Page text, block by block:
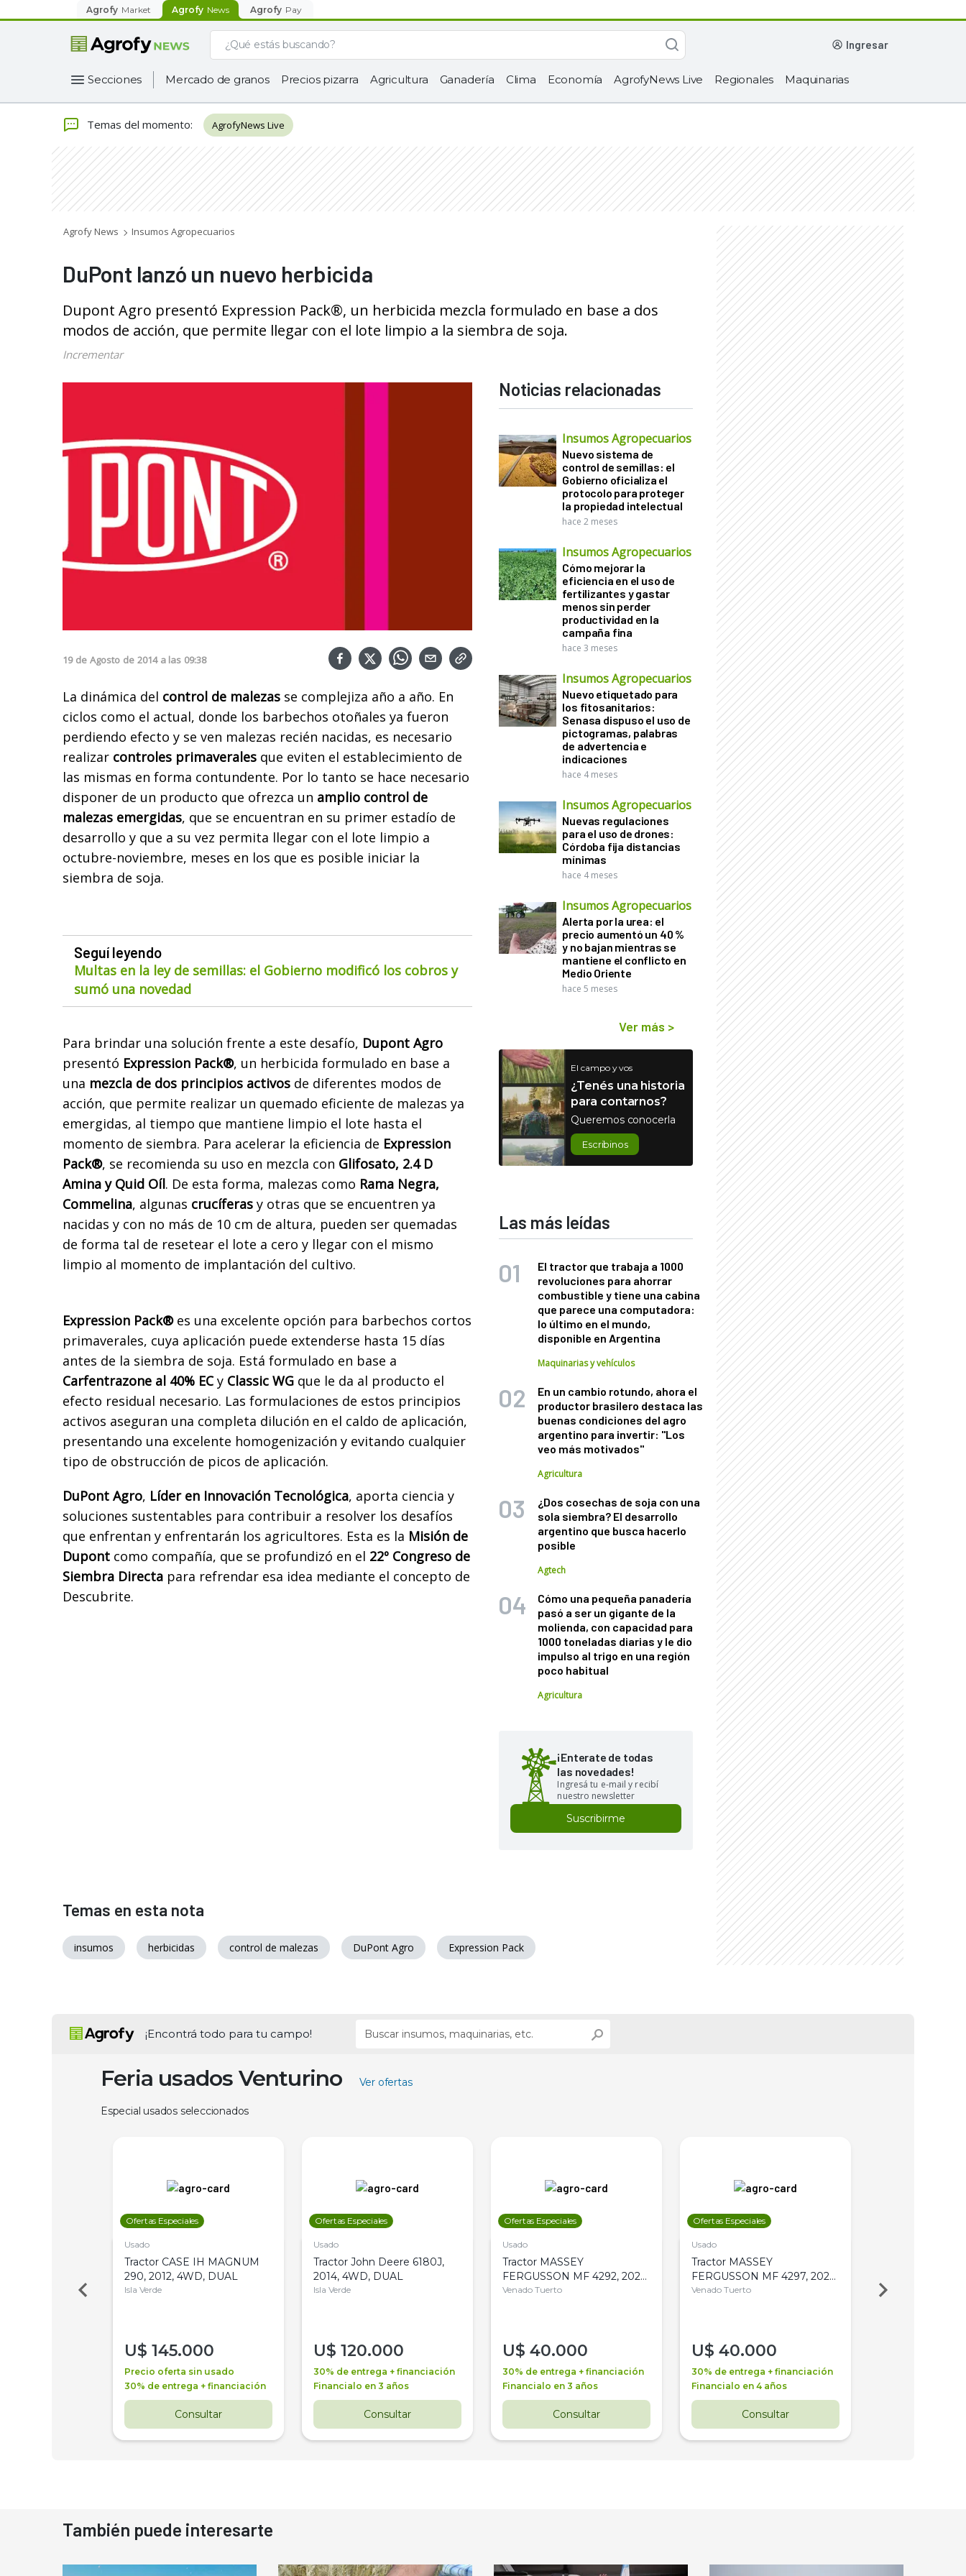
Agrofy Market Agrofy News Agrofy Pay
ingresar
Secciones Mercado de granos Precios pizarra Agricultura Ganadería Clima Economía AgrofyNews Live Regionales Maquinarias
Temas del momento: AgrofyNews Live
Agrofy News Insumos Agropecuarios
DuPont lanzó un nuevo herbicida
Dupont Agro presentó Expression Pack®, un herbicida mezcla formulado en base a dos
modos de acción, que permite llegar con el lote limpio a la siembra de soja.
Incrementar
19 de Agosto de 2014 a las 09:38
La dinámica del control de malezas se complejiza año a año. En
ciclos como el actual, donde los barbechos otoñales ya fueron
perdiendo efecto y se ven malezas recién nacidas, es necesario
realizar controles primaverales que eviten el establecimiento de
las mismas en forma contundente. Por lo tanto se hace necesario
disponer de un producto que ofrezca un amplio control de
malezas emergidas, que se encuentran en su primer estadío de
desarrollo y que a su vez permita llegar con el lote limpio a
octubre-noviembre, meses en los que es posible iniciar la
siembra de soja.
Seguí leyendo
Multas en la ley de semillas: el Gobierno modificó los cobros y
sumó una novedad
Para brindar una solución frente a este desafío, Dupont Agro
presentó Expression Pack®, un herbicida formulado en base a
una mezcla de dos principios activos de diferentes modos de
acción, que permite realizar un quemado eficiente de malezas ya
emergidas, al tiempo que mantiene limpio el lote hasta el
momento de siembra. Para acelerar la eficiencia de Expression
Pack®, se recomienda su uso en mezcla con Glifosato, 2.4 D
Amina y Quid Oíl. De esta forma, malezas como Rama Negra,
Commelina, algunas crucíferas y otras que se encuentren ya
nacidas y con no más de 10 cm de altura, pueden ser quemadas
de forma tal de resetear el lote a cero y llegar con el mismo
limpio al momento de implantación del cultivo.
Expression Pack®es una excelente opción para barbechos cortos
primaverales, cuya aplicación puede extenderse hasta 15 días
antes de la siembra de soja. Está formulado en base a
Carfentrazone al 40% ECy Classic WG que le da al producto el
efecto residual necesario. Las formulaciones de estos principios
activos aseguran una completa dilución en el caldo de aplicación,
presentando una excelente homogenización y evitando cualquier
tipo de obstrucción de picos de aplicación.
DuPont Agro, Líder en Innovación Tecnológica, aporta ciencia y
soluciones sustentables para contribuir a resolver los desafíos
que enfrentan y enfrentarán los agricultores. Esta es la Misión de
Dupont como compañía, que se profundizó en el 22º Congreso de
Siembra Directa para refrendar esa idea mediante el concepto de
Descubrite.
Noticias relacionadas
Insumos Agropecuarios
Nuevo sistema de
control de semillas: el
Gobierno oficializa el
protocolo para proteger
la propiedad intelectual
hace 2 meses
Insumos Agropecuarios
Cómo mejorar la
eficiencia en el uso de
fertilizantes y gastar
menos sin perder
productividad en la
campaña fina
hace 3 meses
Insumos Agropecuarios
Nuevo etiquetado para
los fitosanitarios:
Senasa dispuso el uso de
pictogramas, palabras
de advertencia e
indicaciones
hace 4 meses
Insumos Agropecuarios
Nuevas regulaciones
para el uso de drones:
Córdoba fija distancias
mínimas
hace 4 meses
Insumos Agropecuarios
Alerta por la urea: el
precio aumentó un 40 %
y no bajan mientras se
mantiene el conflicto en
Medio Oriente
hace 5 meses
Ver más >
El campo y vos
¿Tenés una historia
para contarnos?
Queremos conocerla
Escribinos
Las más leídas
El tractor que trabaja a 1000
revoluciones para ahorrar
combustible y tiene una cabina
que parece una computadora:
lo último en el mundo,
disponible en Argentina
Maquinarias y vehículos
En un cambio rotundo, ahora el
productor brasilero destaca las
buenas condiciones del agro
argentino para invertir: "Los
veo más motivados"
Agricultura
¿Dos cosechas de soja con una
sola siembra? El desarrollo
argentino que busca hacerlo
posible
Agtech
Cómo una pequeña panadería
pasó a ser un gigante de la
molienda, con capacidad para
1000 toneladas diarias y le dio
impulso al trigo en una región
poco habitual
Agricultura
¡Enterate de todas
las novedades!
Ingresá tu e-mail y recibí
nuestro newsletter
Suscribirme
Temas en esta nota
insumos herbicidas control de malezas DuPont Agro Expression Pack
¡Encontrá todo para tu campo!
Feria usados Venturino Ver ofertas
Especial usados seleccionados
Ofertas Especiales
Usado
Tractor CASE IH MAGNUM
290, 2012, 4WD, DUAL
Isla Verde
U$ 145.000
Precio oferta sin usado
30% de entrega + financiación
Consultar
Ofertas Especiales
Usado
Tractor John Deere 6180J,
2014, 4WD, DUAL
Isla Verde
U$ 120.000
30% de entrega + financiación
Financialo en 3 años
Consultar
Ofertas Especiales
Usado
Tractor MASSEY
FERGUSSON MF 4292, 2020,
4WD, PATON
Venado Tuerto
U$ 40.000
30% de entrega + financiación
Financialo en 3 años
Consultar
Ofertas Especiales
Usado
Tractor MASSEY
FERGUSSON MF 4297, 2020,
4WD, PATON
Venado Tuerto
U$ 40.000
30% de entrega + financiación
Financialo en 4 años
Consultar
Venado Tuerto
También puede interesarte